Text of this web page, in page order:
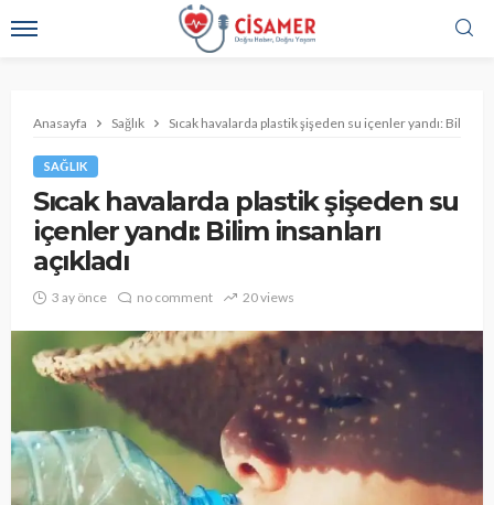
Anasayfa Sağlık Sıcak havalarda plastik şişeden su içenler yandı: Bilim
SAĞLIK
Sıcak havalarda plastik şişeden su
içenler yandı: Bilim insanları
açıkladı
3 ay önce no comment 20 views